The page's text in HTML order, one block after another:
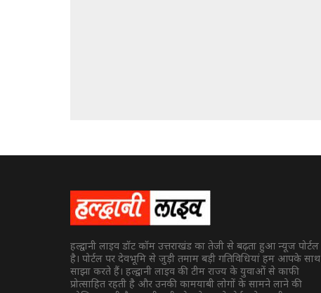
हल्द्वानी लाइव डॉट कॉम उत्तराखंड का तेजी से बढ़ता हुआ न्यूज पोर्टल
है। पोर्टल पर देवभूमि से जुड़ी तमाम बड़ी गतिविधियां हम आपके साथ
साझा करते हैं। हल्द्वानी लाइव की टीम राज्य के युवाओं से काफी
प्रोत्साहित रहती है और उनकी कामयाबी लोगों के सामने लाने की